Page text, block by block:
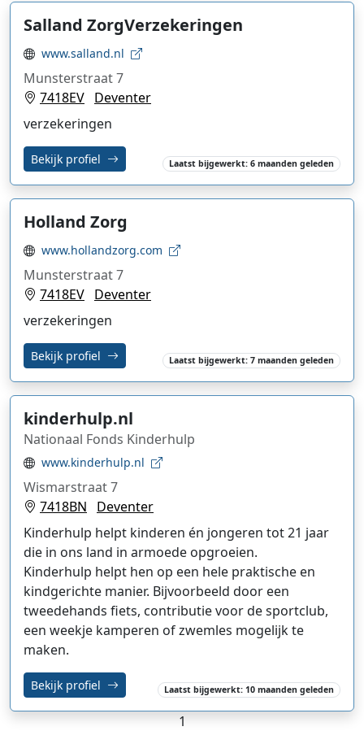
Salland ZorgVerzekeringen
www.salland.nl
Munsterstraat 7
7418EV Deventer
verzekeringen
Bekijk profiel Laatst bijgewerkt: 6 maanden geleden
Holland Zorg
www.hollandzorg.com
Munsterstraat 7
7418EV Deventer
verzekeringen
Bekijk profiel Laatst bijgewerkt: 7 maanden geleden
kinderhulp.nl
Nationaal Fonds Kinderhulp
www.kinderhulp.nl
Wismarstraat 7
7418BN
Deventer
Kinderhulp helpt kinderen én jongeren tot 21 jaar
die in ons land in armoede opgroeien.
Kinderhulp helpt hen op een hele praktische en
kindgerichte manier. Bijvoorbeeld door een
tweedehands fiets, contributie voor de sportclub,
een weekje kamperen of zwemles mogelijk te
maken.
Bekijk profiel Laatst bijgewerkt: 10 maanden geleden
1